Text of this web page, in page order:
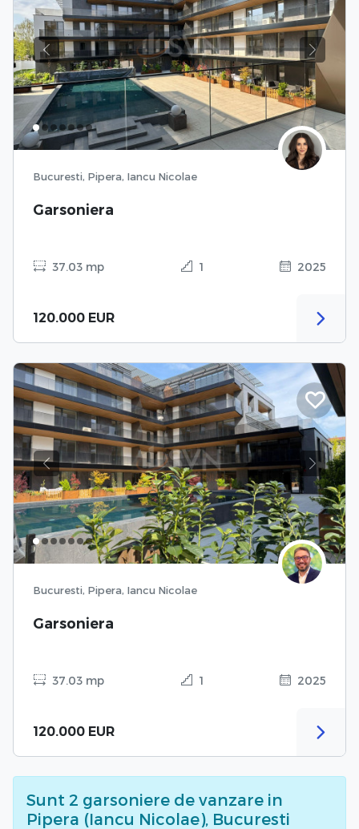
Previous Next
Bucuresti, Pipera, Iancu Nicolae
Garsoniera
37.03 mp 1 2025
120.000 EUR
Previous Next
Bucuresti, Pipera, Iancu Nicolae
Garsoniera
37.03 mp 1 2025
120.000 EUR
Sunt 2 garsoniere de vanzare in
Pipera (Iancu Nicolae), Bucuresti